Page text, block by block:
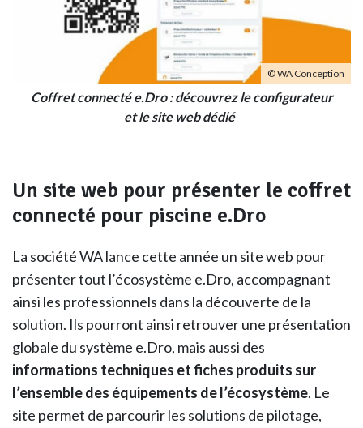
© WA Conception
Coffret connecté e.Dro : découvrez le configurateur
et le site web dédié
Un site web pour présenter le coffret
connecté pour piscine e.Dro
La société WA lance cette année un site web pour
présenter tout l’écosystème e.Dro, accompagnant
ainsi les professionnels dans la découverte de la
solution. Ils pourront ainsi retrouver une présentation
globale du système e.Dro, mais aussi des
informations techniques et fiches produits sur
l’ensemble des équipements de l’écosystème. Le
site permet de parcourir les solutions de pilotage,